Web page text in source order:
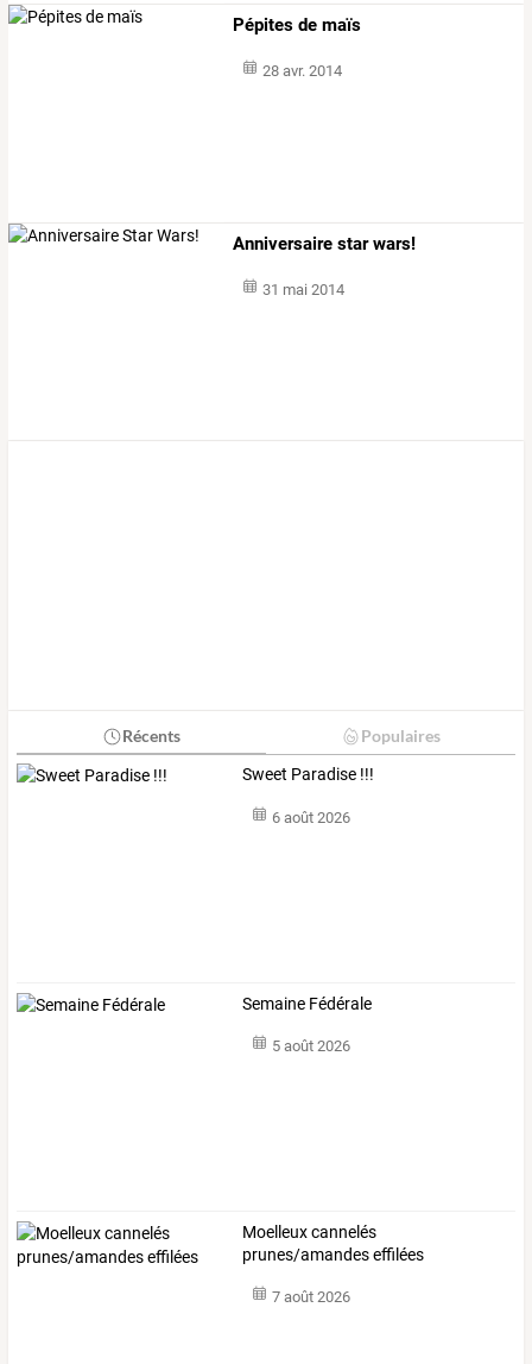
Pépites de maïs
28 avr. 2014
Anniversaire star wars!
31 mai 2014
Récents Populaires
Sweet Paradise !!!
6 août 2026
Semaine Fédérale
5 août 2026
Moelleux cannelés
prunes/amandes effilées
7 août 2026